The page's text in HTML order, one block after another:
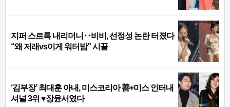
지퍼 스르륵 내리더니‥비비, 선정성 논란 터졌다
“왜 저래vs이게 워터밤” 시끌
‘김부장’ 최대훈 아내, 미스코리아 善+미스 인터내
셔널 3위 ♥장윤서였다